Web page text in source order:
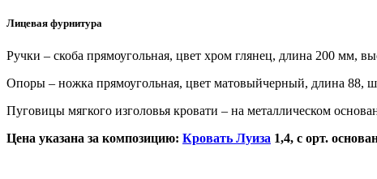
Лицевая фурнитура
Ручки – скоба прямоугольная, цвет хром глянец, длина 200 мм,
Опоры – ножка прямоугольная, цвет матовыйчерный, длина 88,
Пуговицы мягкого изголовья кровати – на металлическом
Цена указана за композицию: Кровать Луиза 1,4, с орт.